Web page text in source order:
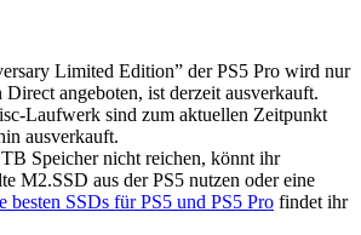
Limited Edition” der PS5 Pro wird nur
Direct angeboten, ist derzeit ausverkauft.
Laufwerk sind zum aktuellen Zeitpunkt
ausverkauft.
Speicher nicht reichen, könnt ihr
M2.SSD aus der PS5 nutzen oder eine
besten SSDs für PS5 und PS5 Pro findet ihr